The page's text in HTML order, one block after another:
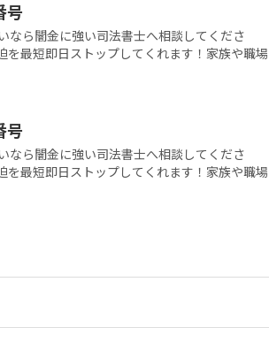
号
ら闇金に強い司法書士へ相談してくださ
最短即日ストップしてくれます！家族や職場
号
ら闇金に強い司法書士へ相談してくださ
最短即日ストップしてくれます！家族や職場